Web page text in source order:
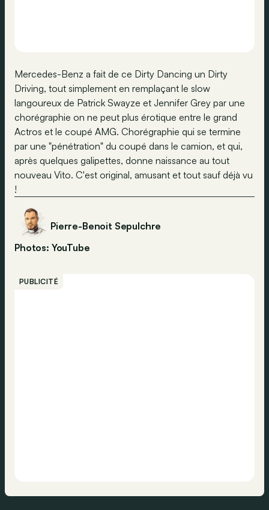
Mercedes-Benz a fait de ce Dirty Dancing un Dirty
Driving, tout simplement en remplaçant le slow
langoureux de Patrick Swayze et Jennifer Grey par une
chorégraphie on ne peut plus érotique entre le grand
Actros et le coupé AMG. Chorégraphie qui se termine
par une "pénétration" du coupé dans le camion, et qui,
après quelques galipettes, donne naissance au tout
nouveau Vito. C'est original, amusant et tout sauf déjà vu
!
Pierre-Benoit Sepulchre
Photos: YouTube
PUBLICITÉ